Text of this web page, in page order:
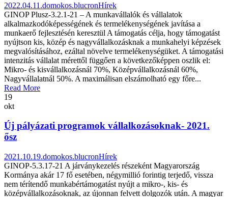
2022.04.11.domokos.blucronHírek
GINOP Plusz-3.2.1-21 – A munkavállalók és vállalatok
alkalmazkodóképességének és termelékenységének javítása a
munkaerő fejlesztésén keresztül A támogatás célja, hogy támogatást
nyújtson kis, közép és nagyvállalkozásknak a munkahelyi képzések
megvalósításához, ezáltal növelve termelékenységüket. A támogatási
intenzitás vállalat mérettől függően a következőképpen oszlik el:
Mikro- és kisvállalkozásnál 70%, Középvállalkozásnál 60%,
Nagyvállalatnál 50%. A maximálisan elszámolható egy főre...
Read More
19
okt
Új pályázati programok vállalkozásoknak- 2021.
ősz
2021.10.19.domokos.blucronHírek
GINOP-5.3.17-21 A járványkezelés részeként Magyarország
Kormánya akár 17 fő esetében, négymillió forintig terjedő, vissza
nem térítendő munkabértámogatást nyújt a mikro-, kis- és
középvállalkozásoknak, az újonnan felvett dolgozók után. A magyar